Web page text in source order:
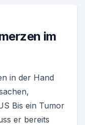
im
in der Hand
Bis ein Tumor
er bereits